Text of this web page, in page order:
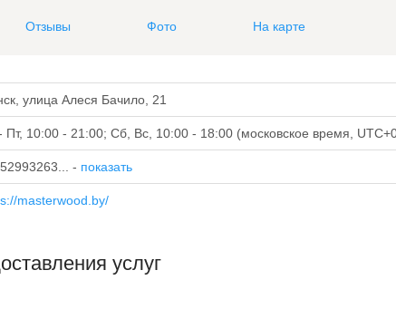
Отзывы Фото На карте
улица Алеся Бачило, 21
Пт, 10:00 - 21:00; Сб, Вс, 10:00 - 18:00 (московское время,
- показать
masterwood.by/
услуг